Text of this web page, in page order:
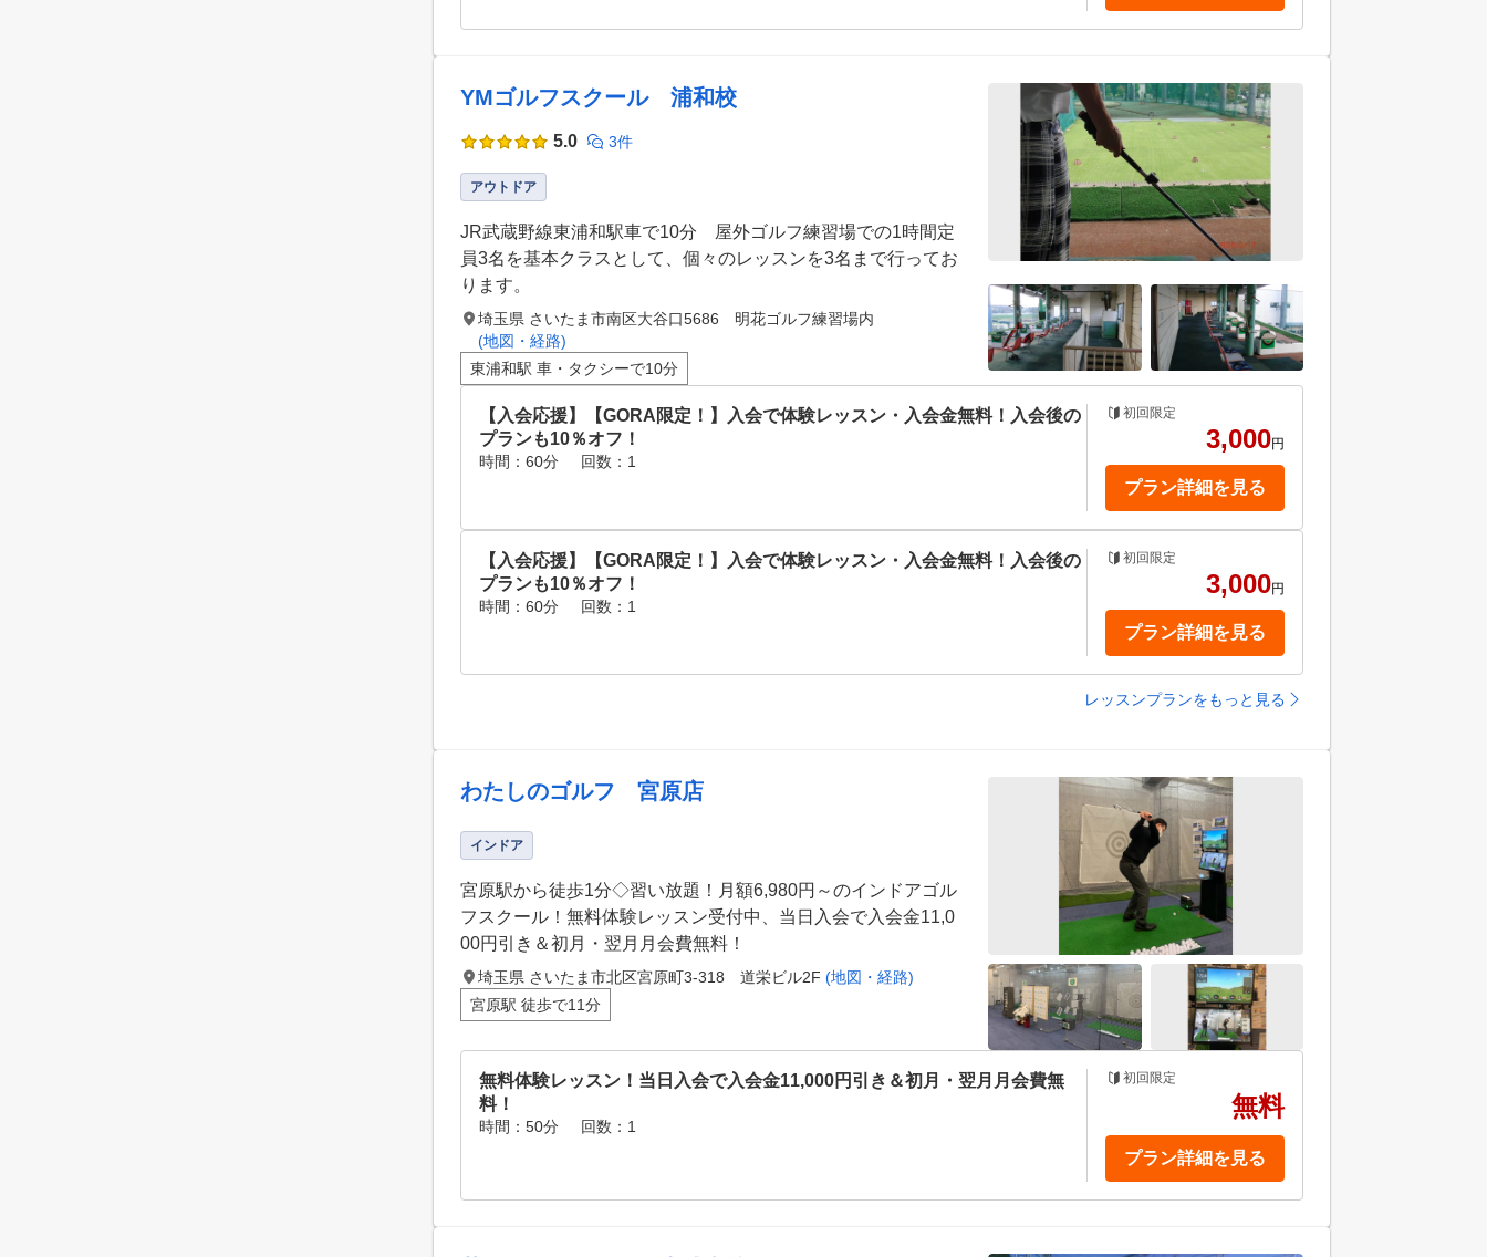
YMゴルフスクール 浦和校
5.0 3件
アウトドア
JR武蔵野線東浦和駅車で10分 屋外ゴルフ練習場での1時間定
員3名を基本クラスとして、個々のレッスンを3名まで行ってお
ります。
埼玉県 さいたま市南区大谷口5686 明花ゴルフ練習場内
(地図・経路)
東浦和駅 車・タクシーで10分
【入会応援】【GORA限定！】入会で体験レッスン・入会金無料！入会後の
プランも10％オフ！
時間：60分 回数：1
初回限定
3,000円
プラン詳細を見る
【入会応援】【GORA限定！】入会で体験レッスン・入会金無料！入会後の
プランも10％オフ！
時間：60分 回数：1
初回限定
3,000円
プラン詳細を見る
レッスンプランをもっと見る
わたしのゴルフ 宮原店
インドア
宮原駅から徒歩1分◇習い放題！月額6,980円～のインドアゴル
フスクール！無料体験レッスン受付中、当日入会で入会金11,0
00円引き＆初月・翌月月会費無料！
埼玉県 さいたま市北区宮原町3-318 道栄ビル2F (地図・経路)
宮原駅 徒歩で11分
無料体験レッスン！当日入会で入会金11,000円引き＆初月・翌月月会費無
料！
時間：50分 回数：1
初回限定
無料
プラン詳細を見る